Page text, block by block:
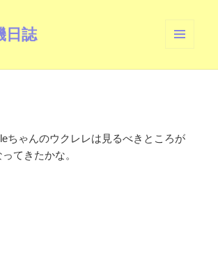
日誌
ーとウ
ちゃんのウクレレは見るべきところが
てきたかな。